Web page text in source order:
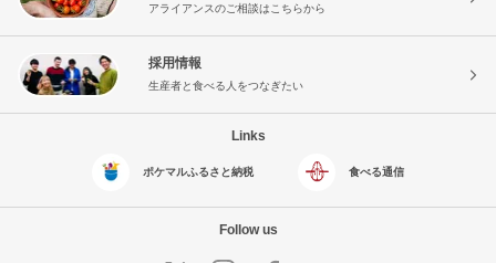
アライアンスのご相談はこちらから
採用情報
生産者と食べる人をつなぎたい
Links
ポケマルふるさと納税 食べる通信
Follow us